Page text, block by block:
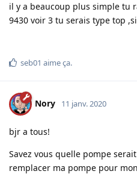
il y a beaucoup plus simple tu
9430 voir 3 tu serais type top
seb01 aime ça.
Nory 11 janv. 2020
bjr a tous!
Savez vous quelle pompe
remplacer ma pompe pour